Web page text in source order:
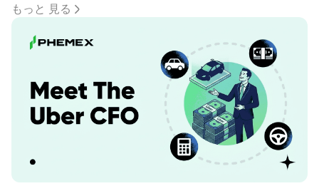
もっと 見る